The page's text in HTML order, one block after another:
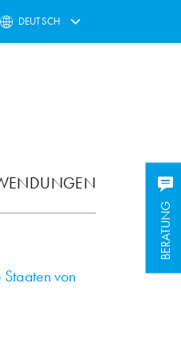
DEUTSCH
BERATUNG
Staaten von